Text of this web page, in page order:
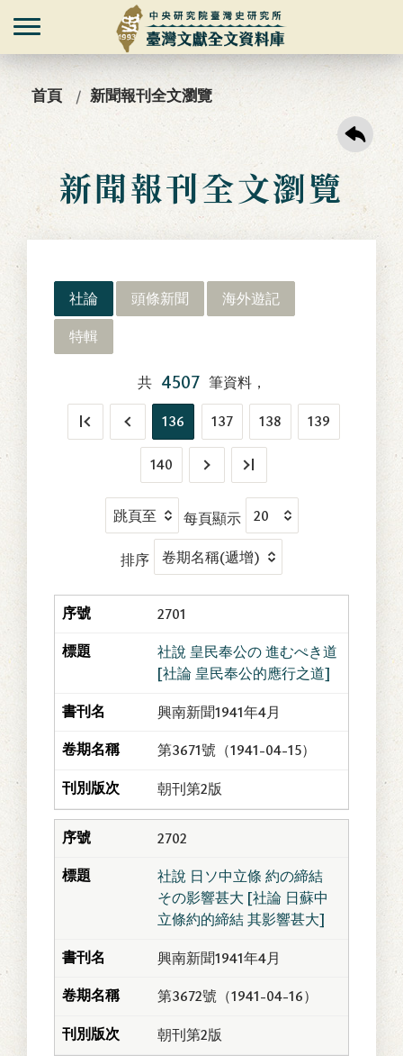
首頁 新聞報刊全文瀏覽
新聞報刊全文瀏覽
社論 頭條新聞
海外遊記
特輯
共 4507 筆資料，
136
137 138 139
140
每頁顯示
排序
2701
社說 皇民奉公の 進むぺき道
[社論 皇民奉公的應行之道]
興南新聞1941年4月
第3671號（1941-04-15）
朝刊第2版
2702
社說 日ソ中立條 約の締結
その影響甚大 [社論 日蘇中
立條約的締結 其影響甚大]
興南新聞1941年4月
第3672號（1941-04-16）
朝刊第2版